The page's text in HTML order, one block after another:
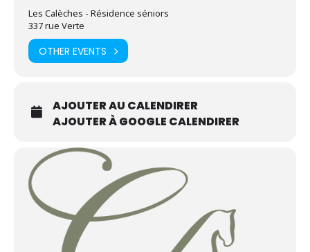
Les Calèches - Résidence séniors
337 rue Verte
OTHER EVENTS
AJOUTER AU CALENDIRER
AJOUTER À GOOGLE CALENDIRER